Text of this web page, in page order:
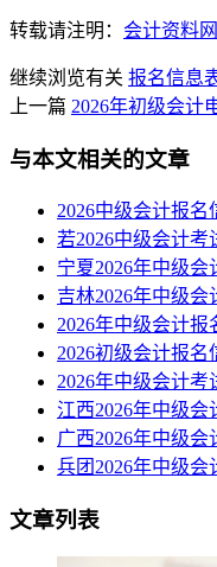
转载请注明： 会计资料网
继续浏览有关 报名信息
上一篇 2026年初级会计
与本文相关的文章
2026中级会计报名
若2026中级会计
宁夏2026年中级
吉林2026年中级
2026年中级会计
2026初级会计报
2026年中级会计
江西2026年中级
广西2026年中级
兵团2026年中级
文章列表